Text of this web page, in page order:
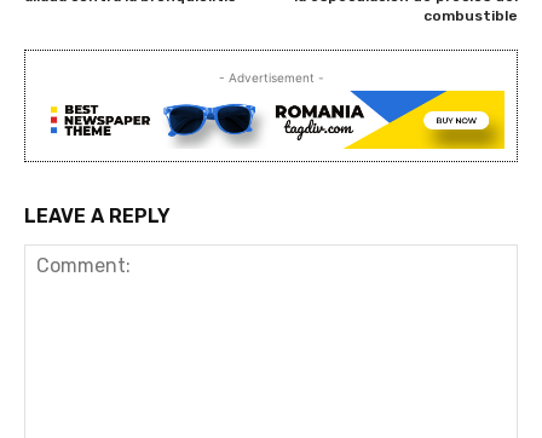
combustible
- Advertisement -
LEAVE A REPLY